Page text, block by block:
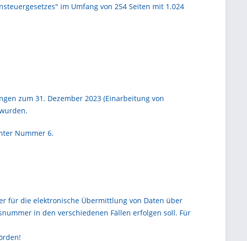
im Umfang von 254 Seiten mit 1.024
zum 31. Dezember 2023 (Einarbeitung von
Nummer 6.
für die elektronische Übermittlung von Daten über
in den verschiedenen Fällen erfolgen soll. Für